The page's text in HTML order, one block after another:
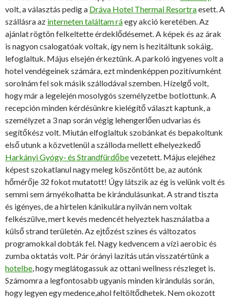
volt, a választás pedig a Dráva Hotel Thermal Resortraesett. A
szállásra az interneten találtam ráegy akció keretében. Az
ajánlat rögtön felkeltette érdeklődésemet. A képek és az árak
is nagyon csalogatóak voltak, így nem is hezitáltunk sokáig,
lefoglaltuk. Május elsején érkeztünk. A parkoló ingyenes volt a
hotel vendégeinek számára, ezt mindenképpen pozitívumként
sorolnám fel sok másik szállodával szemben. Hízelgő volt,
hogy már a legelején mosolygós személyzetbe botlottunk. A
recepción minden kérdésünkre kielégítő választ kaptunk, a
személyzet a 3 nap során végig lehengerlően udvarias és
segítőkész volt. Miután elfoglaltuk szobánkat és bepakoltunk
első utunk a közvetlenül a szálloda mellett elhelyezkedő
Harkányi Gyógy- és Strandfürdőbevezetett. Május elejéhez
képest szokatlanul nagy meleg köszöntött be, az autónk
hőmérője 32 fokot mutatott! Úgy látszik az ég is velünk volt és
semmi sem árnyékolhatta be kirándulásunkat. A strand tiszta
és igényes, de a hirtelen kánikulára nyilván nem voltak
felkészülve, mert kevés medencét helyeztek használatba a
külső strand területén. Az ejtőzést színes és változatos
programokkal dobták fel. Nagy kedvencem a vízi aerobic és
zumba oktatás volt. Pár órányi lazítás után visszatértünk a
hotelbe, hogy meglátogassuk az ottani wellness részleget is.
Számomra a legfontosabb ugyanis minden kirándulás során,
hogy legyen egy medence,ahol feltöltődhetek. Nem okozott